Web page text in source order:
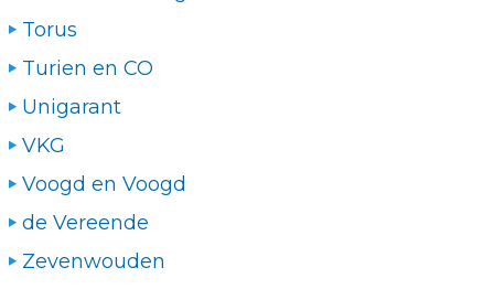
Torus
Turien en CO
Unigarant
VKG
Voogd en Voogd
de Vereende
Zevenwouden